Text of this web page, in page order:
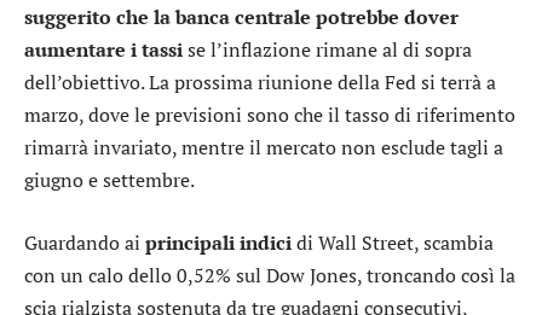
suggerito che la banca centrale potrebbe dover
aumentare i tassise l’inflazione rimane al di sopra
dell’obiettivo. La prossima riunione della Fed si terrà a
marzo, dove le previsioni sono che il tasso di riferimento
rimarrà invariato, mentre il mercato non esclude tagli a
giugno e settembre.
Guardando ai principali indicidi Wall Street, scambia
con un calo dello 0,52% sul Dow Jones, troncando così la
scia rialzista sostenuta da tre guadagni consecutivi,